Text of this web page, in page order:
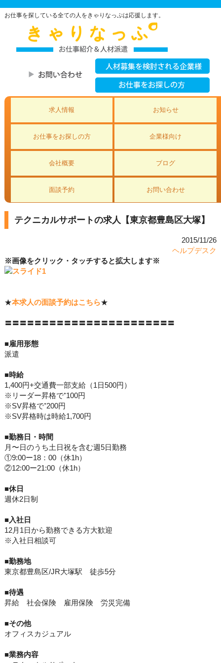
お仕事を探している全ての人をきゃりなっぷは応援します。
求人情報 お知らせ
お仕事をお探しの方 企業様向け
会社概要 ブログ
面談予約 お問い合わせ
テクニカルサポートの求人【東京都豊島区大塚】
2015/11/26
ヘルプデスク
※画像をクリック・タッチすると拡大します※
★本求人の面談予約はこちら★
〓〓〓〓〓〓〓〓〓〓〓〓〓〓〓〓〓〓〓〓〓〓〓
■雇用形態
派遣
■時給
1,400円+交通費一部支給（1日500円）
※リーダー昇格で⁺100円
※SV昇格で⁺200円
※SV昇格時は時給1,700円
■勤務日・時間
月〜日のうち土日祝を含む週5日勤務
①9:00ー18：00（休1h）
②12:00ー21:00（休1h）
■休日
週休2日制
■入社日
12月1日から勤務できる方大歓迎
※入社日相談可
■勤務地
東京都豊島区/JR大塚駅 徒歩5分
■待遇
昇給 社会保険 雇用保険 労災完備
■その他
オフィスカジュアル
■業務内容